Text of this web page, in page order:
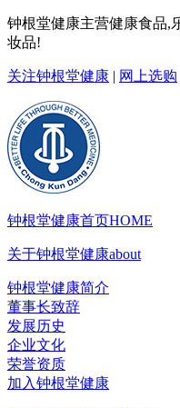
钟根堂健康主营健康食品,
妆品!
关注钟根堂健康 | 网上选购
钟根堂健康首页HOME
关于钟根堂健康about
钟根堂健康简介
董事长致辞
发展历史
企业文化
荣誉资质
加入钟根堂健康